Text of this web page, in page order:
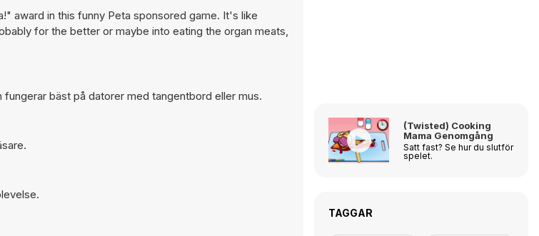
award in this funny Peta sponsored game. It's like
for the better or maybe into eating the organ meats,
bäst på datorer med tangentbord eller mus.
(Twisted) Cooking
Mama Genomgång
Satt fast? Se hur du slutför
spelet.
TAGGAR